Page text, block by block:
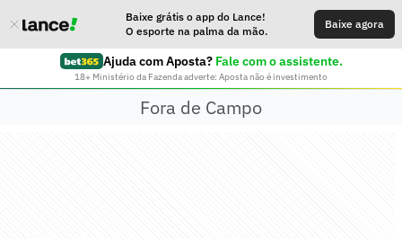
Baixe grátis o app do Lance!
O esporte na palma da mão.
Baixe agora
Ajuda com Aposta? Fale com o assistente.
18+ Ministério da Fazenda adverte: Aposta não é investimento
Fora de Campo